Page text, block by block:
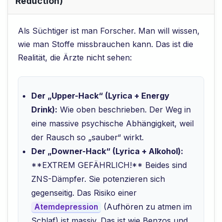
Als Süchtiger ist man Forscher. Man will wissen,
wie man Stoffe missbrauchen kann. Das ist die
Realität, die Ärzte nicht sehen:
Der „Upper-Hack“ (Lyrica + Energy
Drink): Wie oben beschrieben. Der Weg in
eine massive psychische Abhängigkeit, weil
der Rausch so „sauber“ wirkt.
Der „Downer-Hack“ (Lyrica + Alkohol):
**EXTREM GEFÄHRLICH!** Beides sind
ZNS-Dämpfer. Sie potenzieren sich
gegenseitig. Das Risiko einer
Atemdepression
(Aufhören zu atmen im